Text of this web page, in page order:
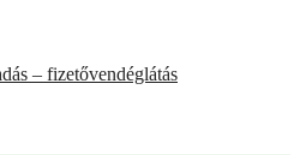
– fizetővendéglátás